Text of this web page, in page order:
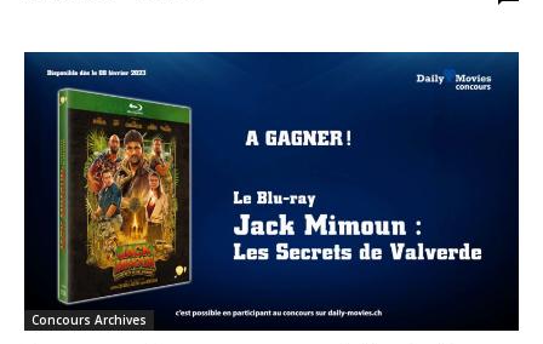
Concours Archives